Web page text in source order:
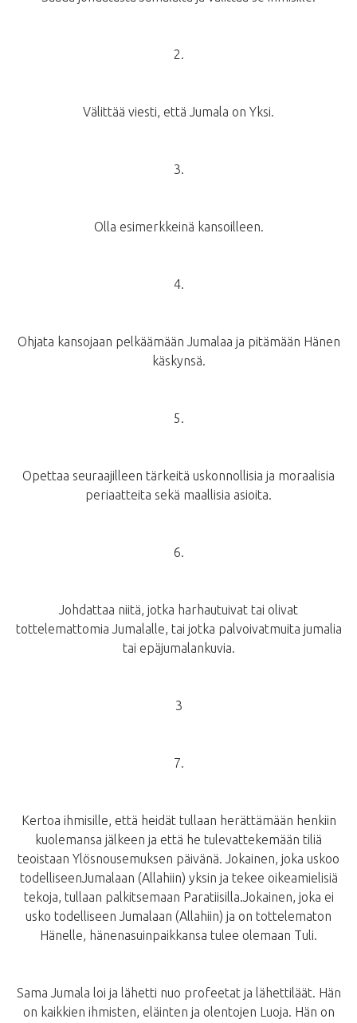
2.
Välittää viesti, että Jumala on Yksi.
3.
Olla esimerkkeinä kansoilleen.
4.
Ohjata kansojaan pelkäämään Jumalaa ja pitämään Hänen
käskynsä.
5.
Opettaa seuraajilleen tärkeitä uskonnollisia ja moraalisia
periaatteita sekä maallisia asioita.
6.
Johdattaa niitä, jotka harhautuivat tai olivat
tottelemattomia Jumalalle, tai jotka palvoivatmuita jumalia
tai epäjumalankuvia.
3
7.
Kertoa ihmisille, että heidät tullaan herättämään henkiin
kuolemansa jälkeen ja että he tulevattekemään tiliä
teoistaan Ylösnousemuksen päivänä. Jokainen, joka uskoo
todelliseenJumalaan (Allahiin) yksin ja tekee oikeamielisiä
tekoja, tullaan palkitsemaan Paratiisilla.Jokainen, joka ei
usko todelliseen Jumalaan (Allahiin) ja on tottelematon
Hänelle, hänenasuinpaikkansa tulee olemaan Tuli.
Sama Jumala loi ja lähetti nuo profeetat ja lähettiläät. Hän
on kaikkien ihmisten, eläinten ja olentojen Luoja. Hän on